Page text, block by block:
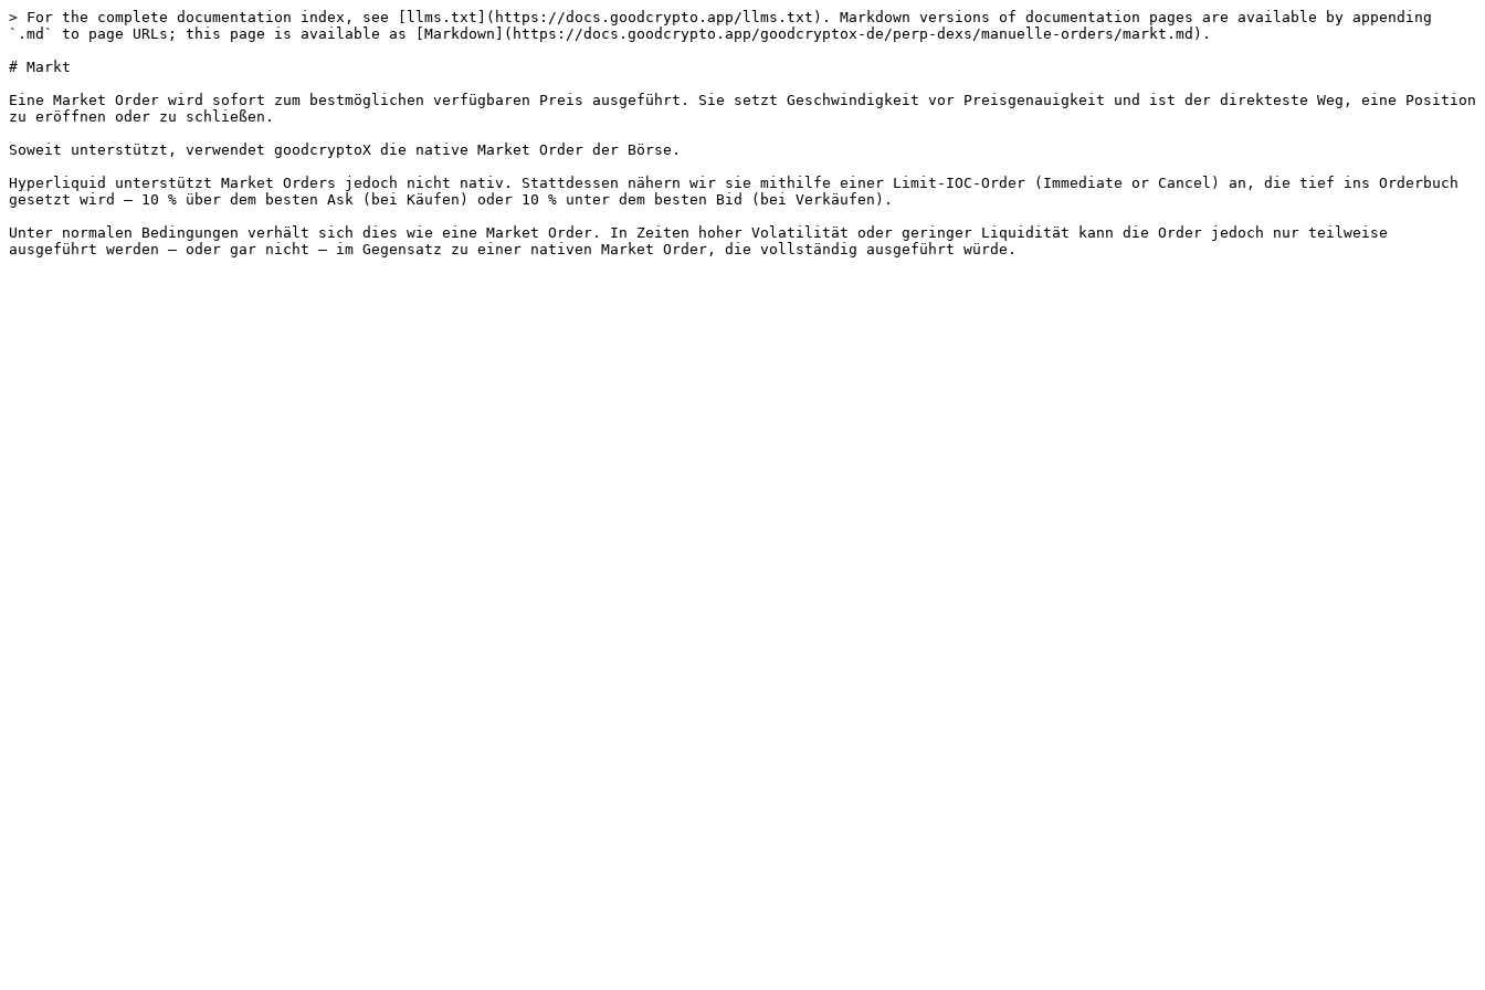
> For the complete documentation index, see [llms.txt](https://docs.goodcrypto.app/llms.txt). Markdown versions of documentation pages are available by appending
`.md` to page URLs; this page is available as [Markdown](https://docs.goodcrypto.app/goodcryptox-de/perp-dexs/manuelle-orders/markt.md).
# Markt
Eine Market Order wird sofort zum bestmöglichen verfügbaren Preis ausgeführt. Sie setzt Geschwindigkeit vor Preisgenauigkeit und ist der direkteste Weg, eine Position
zu eröffnen oder zu schließen.
Soweit unterstützt, verwendet goodcryptoX die native Market Order der Börse.
Hyperliquid unterstützt Market Orders jedoch nicht nativ. Stattdessen nähern wir sie mithilfe einer Limit-IOC-Order (Immediate or Cancel) an, die tief ins Orderbuch
gesetzt wird — 10 % über dem besten Ask (bei Käufen) oder 10 % unter dem besten Bid (bei Verkäufen).
Unter normalen Bedingungen verhält sich dies wie eine Market Order. In Zeiten hoher Volatilität oder geringer Liquidität kann die Order jedoch nur teilweise